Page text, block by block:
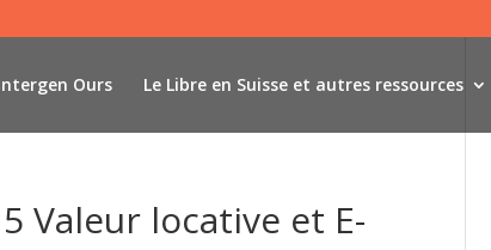
Ours Le Libre en Suisse et autres ressources
Valeur locative et E-